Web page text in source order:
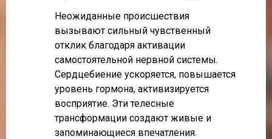
Неожиданные происшествия
вызывают сильный чувственный
отклик благодаря активации
самостоятельной нервной системы.
Сердцебиение ускоряется, повышается
уровень гормона, активизируется
восприятие. Эти телесные
трансформации создают живые и
запоминающиеся впечатления.